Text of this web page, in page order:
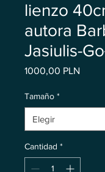
lienzo
autora
Jasiulis-
1000,00 PLN
Tamaño *
Cantidad *